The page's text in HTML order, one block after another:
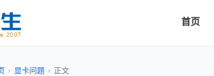
首页
› 显卡问题 › 正文